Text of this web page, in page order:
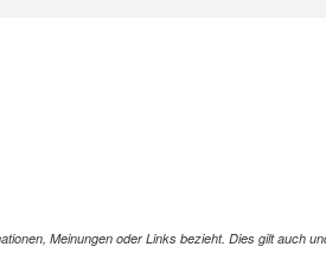
Meinungen oder Links bezieht. Dies gilt auch